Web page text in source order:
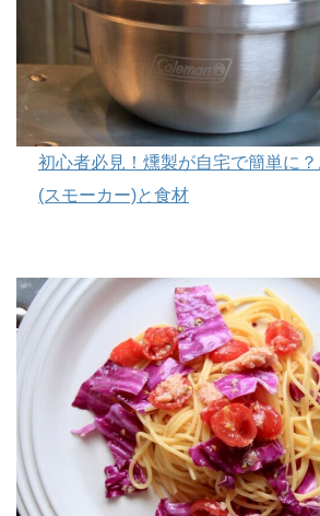
初心者必見！燻製が自宅で簡単に
(スモーカー)と食材